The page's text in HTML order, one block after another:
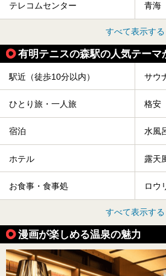
テレコムセンター 青海
すべて表示する
有明テニスの森駅の人気テーマ
駅近（徒歩10分以内） サウ
ひとり旅・一人旅 格安
宿泊 水風
ホテル 露天
お食事・食事処 ロウ
すべて表示する
漫画が楽しめる温泉の魅力